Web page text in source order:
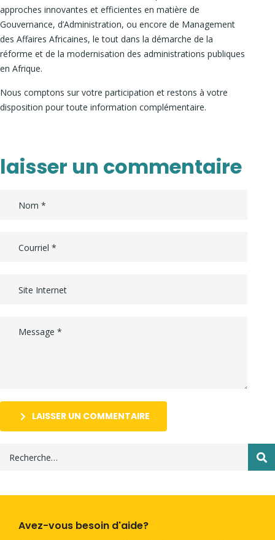
approches innovantes et efficientes en matière de
Gouvernance, d’Administration, ou encore de Management
des Affaires Africaines, le tout dans la démarche de la
réforme et de la modernisation des administrations publiques
en Afrique.
Nous comptons sur votre participation et restons à votre
disposition pour toute information complémentaire.
laisser un commentaire
LAISSER UN COMMENTAIRE
Avez-vous besoin d'aide?